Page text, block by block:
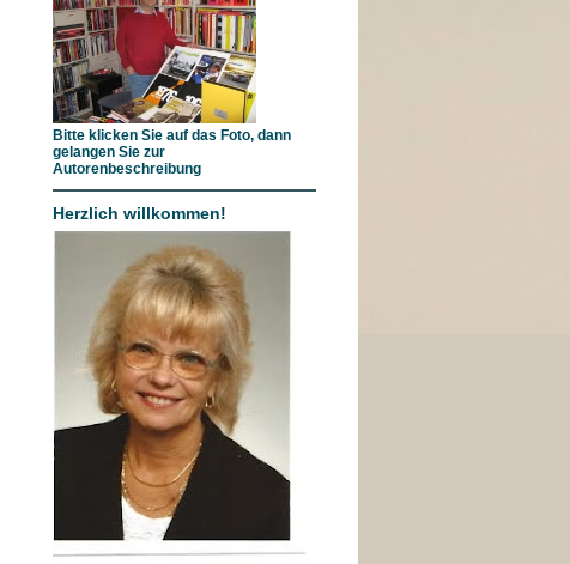
Bitte klicken Sie auf das Foto, dann
gelangen Sie zur
Autorenbeschreibung
Herzlich willkommen!